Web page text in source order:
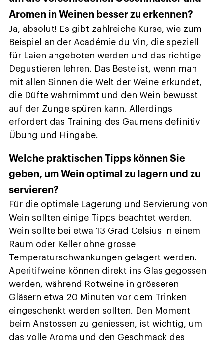
Aromen in Weinen besser zu erkennen?
Ja, absolut! Es gibt zahlreiche Kurse, wie zum
Beispiel an der Académie du Vin, die speziell
für Laien angeboten werden und das richtige
Degustieren lehren. Das Beste ist, wenn man
mit allen Sinnen die Welt der Weine erkundet,
die Düfte wahrnimmt und den Wein bewusst
auf der Zunge spüren kann. Allerdings
erfordert das Training des Gaumens definitiv
Übung und Hingabe.
Welche praktischen Tipps können Sie
geben, um Wein optimal zu lagern und zu
servieren?
Für die optimale Lagerung und Servierung von
Wein sollten einige Tipps beachtet werden.
Wein sollte bei etwa 13 Grad Celsius in einem
Raum oder Keller ohne grosse
Temperaturschwankungen gelagert werden.
Aperitifweine können direkt ins Glas gegossen
werden, während Rotweine in grösseren
Gläsern etwa 20 Minuten vor dem Trinken
eingeschenkt werden sollten. Den Moment
beim Anstossen zu geniessen, ist wichtig, um
das volle Aroma und den Geschmack des